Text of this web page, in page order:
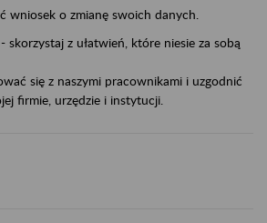
wniosek o zmianę swoich danych.
skorzystaj z ułatwień, które niesie za sobą
się z naszymi pracownikami i uzgodnić
firmie, urzędzie i instytucji.